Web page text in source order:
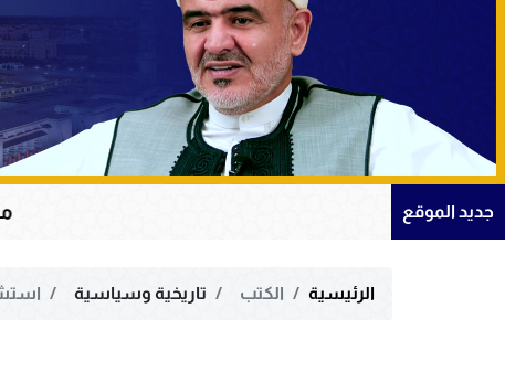
جديد الموقع من دروس
الرئيسية الكتب تاريخية وسياسية